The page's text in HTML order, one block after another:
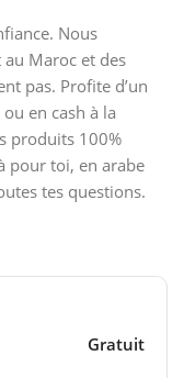
Nous
Maroc et des
pas. Profite d’un
en cash à la
produits 100%
pour toi, en arabe
tes questions.
Gratuit